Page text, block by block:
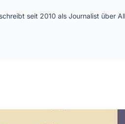
seit 2010 als Journalist über